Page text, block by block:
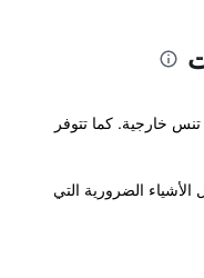
خارجية. كما تتوفر
الضرورية التي